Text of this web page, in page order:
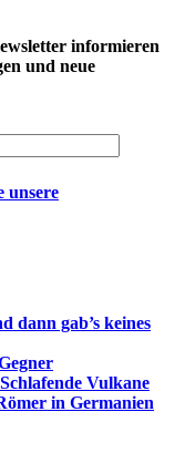
informieren
und neue
unsere
dann gab’s keines
Vulkane
in Germanien